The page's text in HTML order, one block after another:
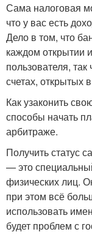
Сама налоговая
что у вас есть
Дело в том, что
каждом открытии
пользователя,
счетах, открытых
Как узаконить
способы начать
арбитраже.
Получить статус
— это
физических лиц.
при этом всё
использовать
будет проблем с